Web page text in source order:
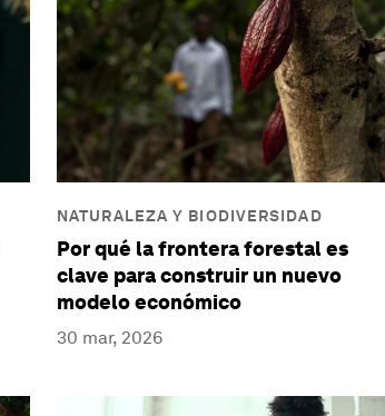
NATURALEZA Y BIODIVERSIDAD
Por qué la frontera forestal es
clave para construir un nuevo
modelo económico
30 mar, 2026